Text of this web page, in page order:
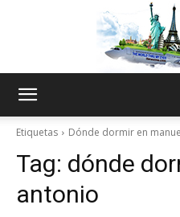
Etiquetas Dónde dormir en
Tag: dónde
antonio